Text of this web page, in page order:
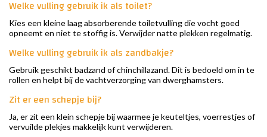
Welke vulling gebruik ik als toilet?
Kies een kleine laag absorberende toiletvulling die vocht goed
opneemt en niet te stoffig is. Verwijder natte plekken regelmatig.
Welke vulling gebruik ik als zandbakje?
Gebruik geschikt badzand of chinchillazand. Dit is bedoeld om in te
rollen en helpt bij de vachtverzorging van dwerghamsters.
Zit er een schepje bij?
Ja, er zit een klein schepje bij waarmee je keuteltjes, voerrestjes of
vervuilde plekjes makkelijk kunt verwijderen.